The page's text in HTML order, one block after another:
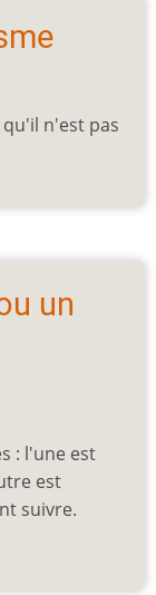
n'est pas
un
: l'une est
est
suivre.